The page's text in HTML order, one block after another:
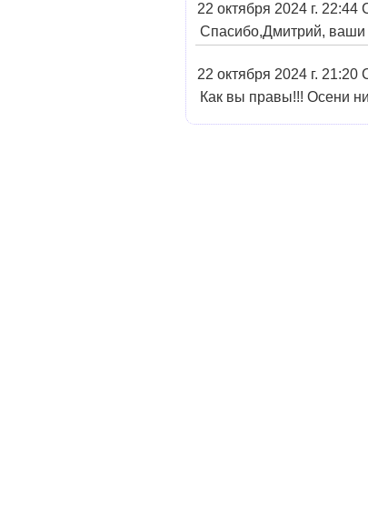
22 октября 2024 г. 22:44
Спасибо,Дмитрий, ваши
22 октября 2024 г. 21:20
Как вы правы!!! Осени